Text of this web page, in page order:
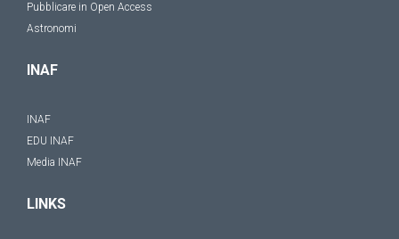
Pubblicare in Open Access
Astronomi
INAF
INAF
EDU INAF
Media INAF
LINKS